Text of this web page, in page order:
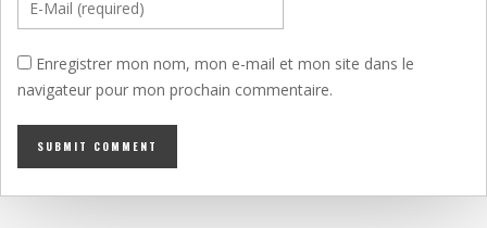
Enregistrer mon nom, mon e-mail et mon site dans le
navigateur pour mon prochain commentaire.